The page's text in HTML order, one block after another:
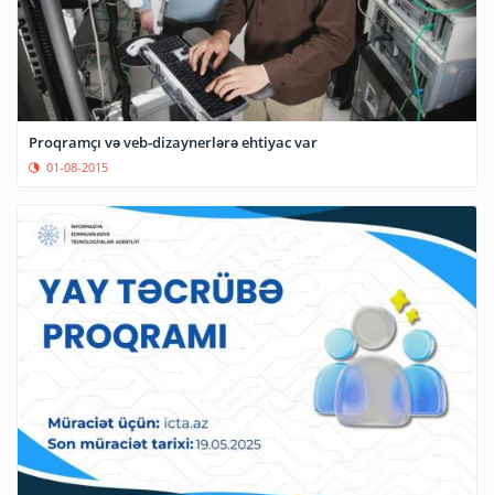
Proqramçı və veb-dizaynerlərə ehtiyac var
01-08-2015